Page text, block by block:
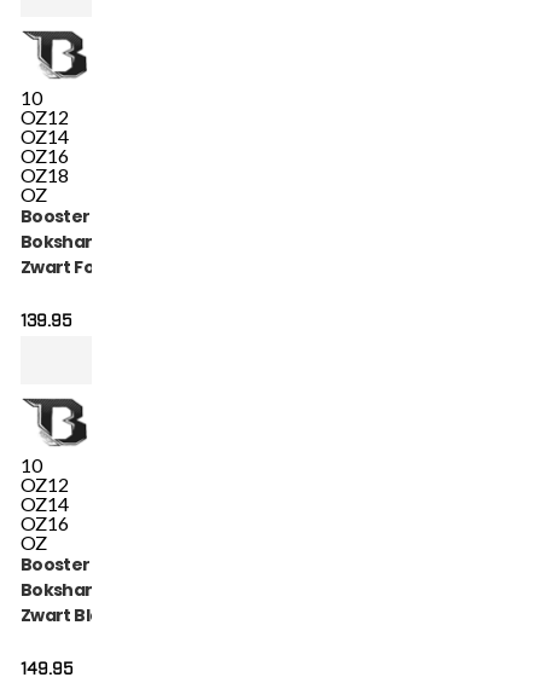
10
OZ12
OZ14
OZ16
OZ18
OZ
Booster V3
Bokshandschoenen
Zwart Foil (BGL 1 V3
139.95
10
OZ12
OZ14
OZ16
OZ
Booster V9
Bokshandschoenen
Zwart Blauw (BGL V9
149.95